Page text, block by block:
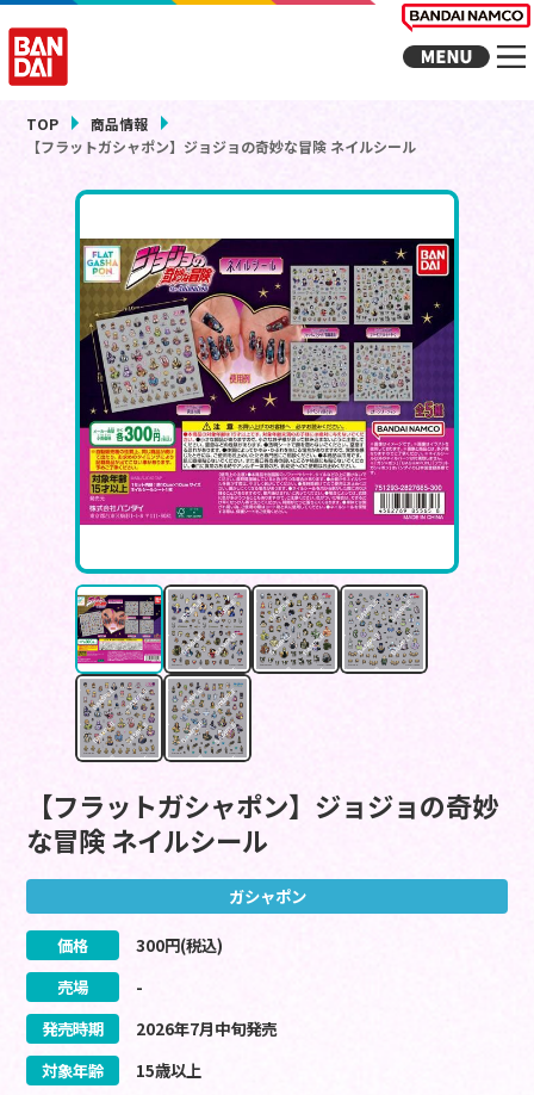
TOP
商品情報
【フラットガシャポン】ジョジョの奇妙な冒険 ネイルシール
【フラットガシャポン】ジョジョの奇妙
な冒険 ネイルシール
ガシャポン
価格 300円(税込)
売場
-
発売時期
2026年7月中旬発売
対象年齢
15歳以上